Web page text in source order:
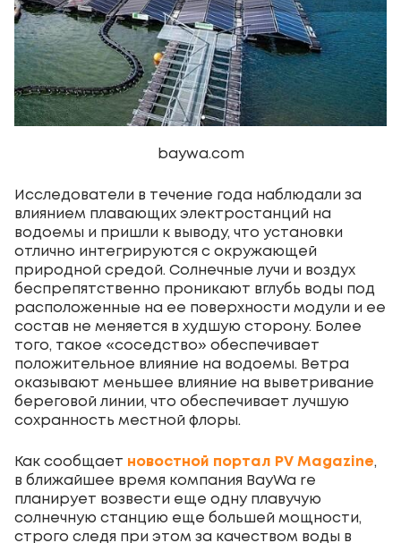
baywa.com
Исследователи в течение года наблюдали за
влиянием плавающих электростанций на
водоемы и пришли к выводу, что установки
отлично интегрируются с окружающей
природной средой. Солнечные лучи и воздух
беспрепятственно проникают вглубь воды под
расположенные на ее поверхности модули и ее
состав не меняется в худшую сторону. Более
того, такое «соседство» обеспечивает
положительное влияние на водоемы. Ветра
оказывают меньшее влияние на выветривание
береговой линии, что обеспечивает лучшую
сохранность местной флоры.
Как сообщает новостной портал PV Magazine,
в ближайшее время компания BayWa re
планирует возвести еще одну плавучую
солнечную станцию еще большей мощности,
строго следя при этом за качеством воды в